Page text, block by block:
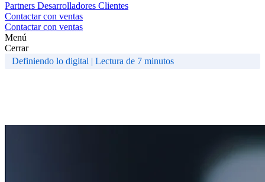
Partners Desarrolladores Clientes
Contactar con ventas
Contactar con ventas
Menú
Cerrar
Definiendo lo digital | Lectura de 7 minutos